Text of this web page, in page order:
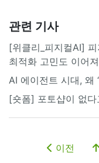
관련 기사
[위클리_피지컬AI]
최적화 고민도 이어져
AI 에이전트 시대, 왜
[숏폼] 포토샵이 없
이전